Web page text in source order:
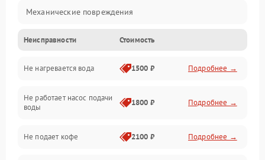
Механические повреждения
Прочие неисправности
Включение и работа
Проблемы с водой
Неисправности Стоимость
Не нагревается вода 1500 ₽ Подробнее →
Не работает насос подачи
воды
1800 ₽ Подробнее →
Не подает кофе 2100 ₽ Подробнее →